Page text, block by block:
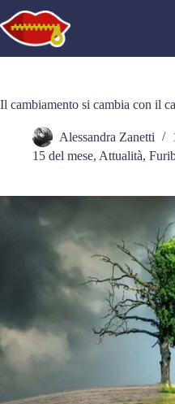
al
contenuto
Il cambiamento si cambia con il
Alessandra Zanetti
15 del mese, Attualità,